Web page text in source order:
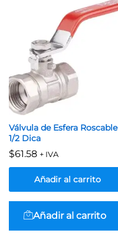
Válvula de Esfera Roscable
1/2 Dica
$61.58 + IVA
Añadir al carrito
Añadir al carrito